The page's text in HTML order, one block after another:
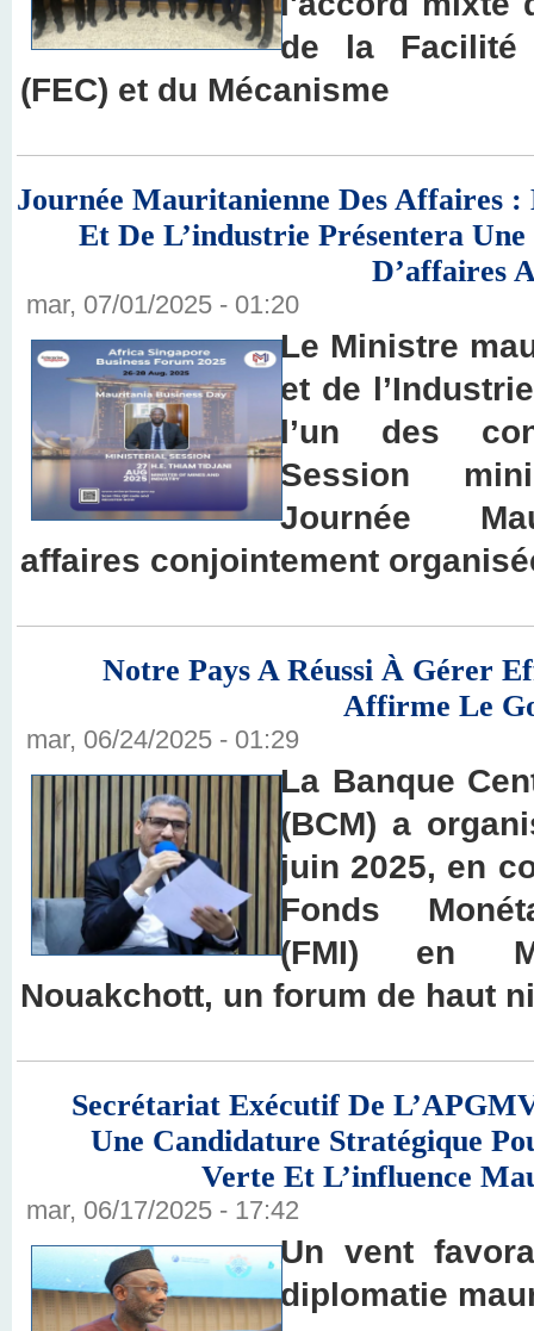
de la Facilité
(FEC) et du Mécanisme
Journée Mauritanienne Des Affaires
Et De L’industrie Présentera
D’affaires
mar, 07/01/2025 - 01:20
Le Ministre
et de
l’un des
Session
Journée
affaires conjointement
Notre Pays A Réussi À Gérer
Affirme Le
mar, 06/24/2025 - 01:29
La Banque
(BCM) a
juin 2025, en
Fonds
(FMI) en
Nouakchott, un forum de haut
Secrétariat Exécutif De
Une Candidature Stratégique
Verte Et L’influence
mar, 06/17/2025 - 17:42
Un vent
diplomatie